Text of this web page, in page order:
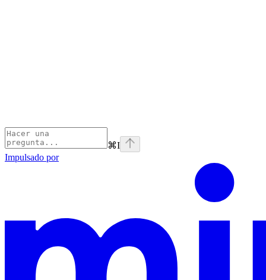
⌘I
Impulsado por